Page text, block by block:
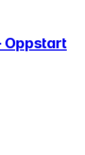
Oppstart